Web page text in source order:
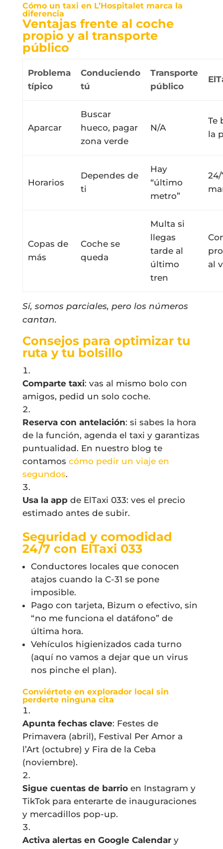
Cómo un taxi en L’Hospitalet marca la
diferencia
Ventajas frente al coche
propio y al transporte
público
Problema
típico
Conduciendo
tú
Transporte
público
Aparcar
Buscar
hueco, pagar
zona verde
N/A
Te
la
Horarios
Dependes de
ti
Hay
“último
metro”
Copas de
más
Coche se
queda
Multa si
llegas
tarde al
último
tren
al
Sí, somos parciales, pero los números
cantan.
Consejos para optimizar tu
ruta y tu bolsillo
Comparte taxi: vas al mismo bolo con
amigos, pedid un solo coche.
Reserva con antelación: si sabes la hora
de la función, agenda el taxi y garantizas
puntualidad. En nuestro blog te
contamos cómo pedir un viaje en
segundos.
Usa la appde ElTaxi 033: ves el precio
estimado antes de subir.
Seguridad y comodidad
24/7 con ElTaxi 033
Conductores locales que conocen
atajos cuando la C-31 se pone
imposible.
Pago con tarjeta, Bizum o efectivo, sin
“no me funciona el datáfono” de
última hora.
Vehículos higienizados cada turno
(aquí no vamos a dejar que un virus
nos pinche el plan).
Conviértete en explorador local sin
perderte ninguna cita
Apunta fechas clave: Festes de
Primavera (abril), Festival Per Amor a
l’Art (octubre) y Fira de la Ceba
(noviembre).
Sigue cuentas de barrioen Instagram y
TikTok para enterarte de inauguraciones
y mercadillos pop-up.
Activa alertas en Google Calendary